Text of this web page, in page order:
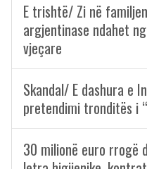
E trishtë/ Zi në
argjentinase ndahet
vjeçare
Skandal/ E dashura e
pretendimi tronditës i
30 milionë euro rrogë